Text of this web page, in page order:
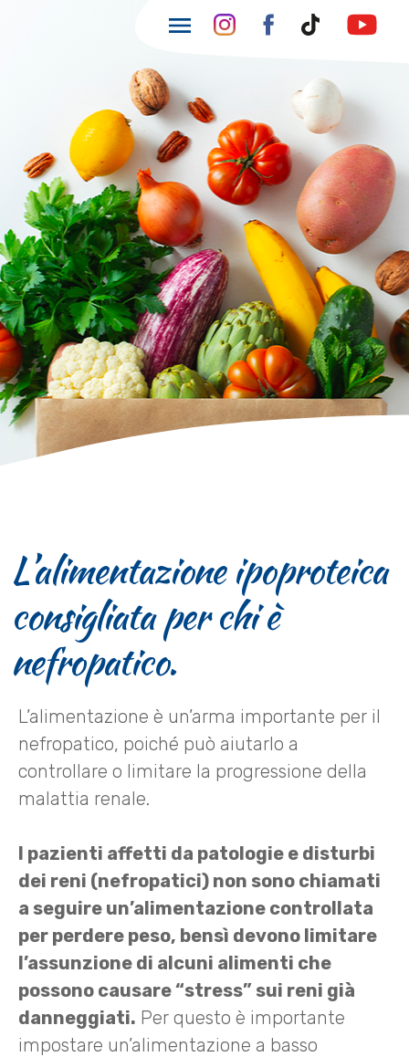
L’alimentazione ipoproteica
consigliata per chi è
nefropatico.
L’alimentazione è un’arma importante per il
nefropatico, poiché può aiutarlo a
controllare o limitare la progressione della
malattia renale.
I pazienti affetti da patologie e disturbi
dei reni (nefropatici) non sono chiamati
a seguire un’alimentazione controllata
per perdere peso, bensì devono limitare
l’assunzione di alcuni alimenti che
possono causare “stress” sui reni già
danneggiati. Per questo è importante
impostare un’alimentazione a basso